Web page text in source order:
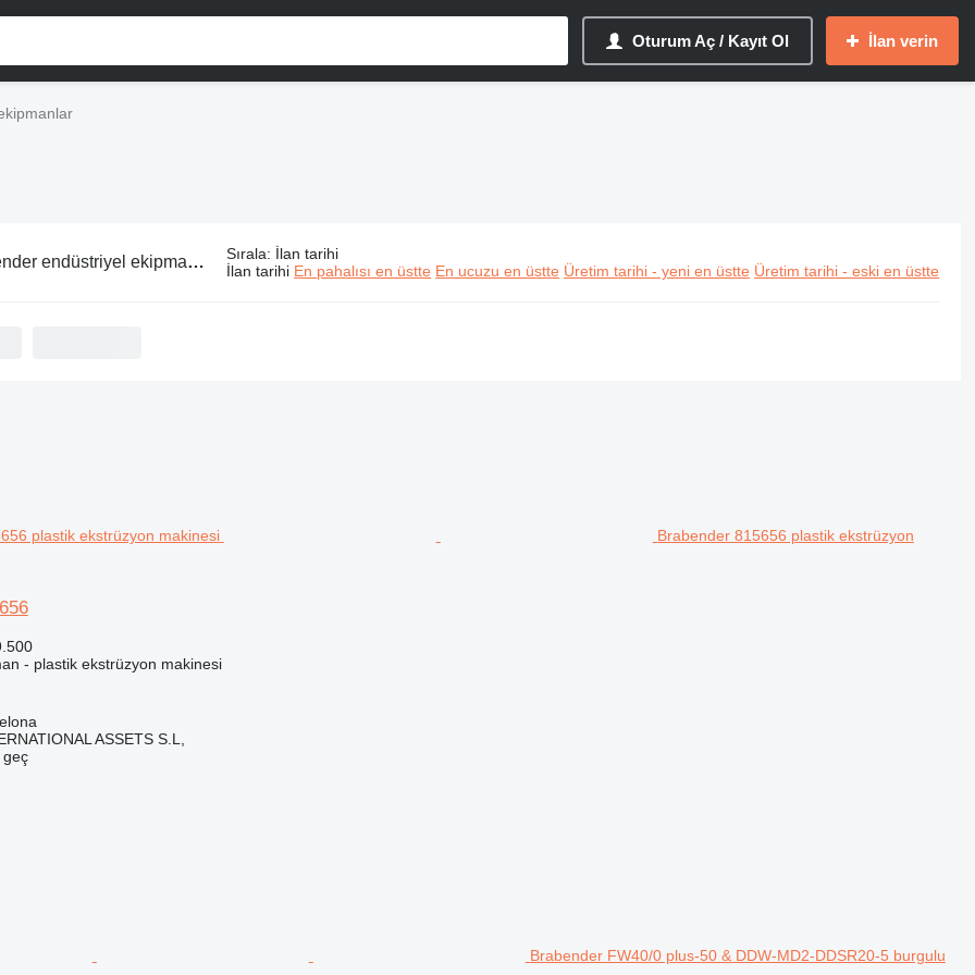
Oturum Aç / Kayıt Ol İlan verin
endüstriyel ekipmanlar Sırala: İlan tarihi
İlan tarihi En pahalısı en üstte En ucuzu en üstte Üretim tarihi - yeni en üstte Üretim tarihi - eski en üstte
Brabender 815656 plastik ekstrüzyon
- plastik ekstrüzyon makinesi
ASSETS S.L,
geç
Brabender FW40/0 plus-50 & DDW-MD2-DDSR20-5 burgulu